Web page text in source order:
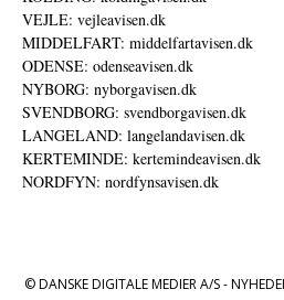
VEJLE: vejleavisen.dk
MIDDELFART: middelfartavisen.dk
ODENSE: odenseavisen.dk
NYBORG: nyborgavisen.dk
SVENDBORG: svendborgavisen.dk
LANGELAND: langelandavisen.dk
KERTEMINDE: kertemindeavisen.dk
NORDFYN: nordfynsavisen.dk
© DANSKE DIGITALE MEDIER A/S -